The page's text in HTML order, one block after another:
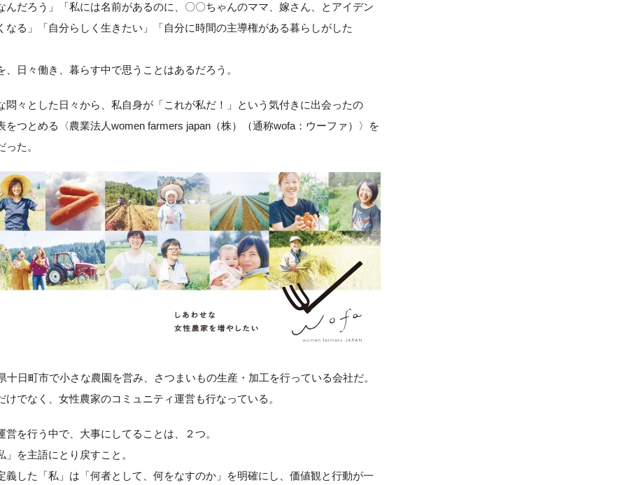
んだろう」「私には名前があるのに、〇〇ちゃんのママ、嫁さん、とアイデン
なる」「自分らしく生きたい」「自分に時間の主導権がある暮らしがした
、日々働き、暮らす中で思うことはあるだろう。
悶々とした日々から、私自身が「これが私だ！」という気付きに出会ったの
をつとめる〈農業法人women farmers japan（株）（通称wofa：ウーファ）〉を
た。
十日町市で小さな農園を営み、さつまいもの生産・加工を行っている会社だ。
けでなく、女性農家のコミュニティ運営も行なっている。
営を行う中で、大事にしてることは、２つ。
」を主語にとり戻すこと。
義した「私」は「何者として、何をなすのか」を明確にし、価値観と行動が一